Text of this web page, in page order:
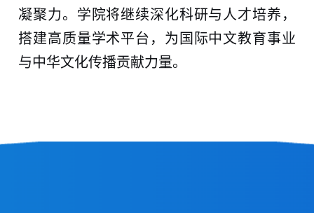
凝聚力。学院将继续深化科研与人才培养，
搭建高质量学术平台，为国际中文教育事业
与中华文化传播贡献力量。